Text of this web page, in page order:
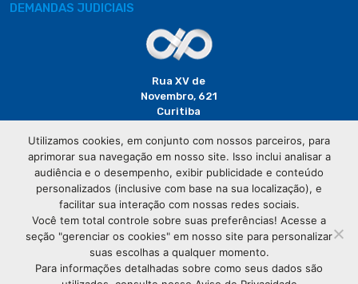
DEMANDAS JUDICIAIS
Rua XV de
Novembro, 621
Curitiba
(41) 3320-
2929
Utilizamos cookies, em conjunto com nossos parceiros, para
aprimorar sua navegação em nosso site. Isso inclui analisar a
audiência e o desempenho, exibir publicidade e conteúdo
personalizados (inclusive com base na sua localização), e
facilitar sua interação com nossas redes sociais.
Você tem total controle sobre suas preferências! Acesse a
seção "gerenciar os cookies" em nosso site para personalizar
suas escolhas a qualquer momento.
Para informações detalhadas sobre como seus dados são